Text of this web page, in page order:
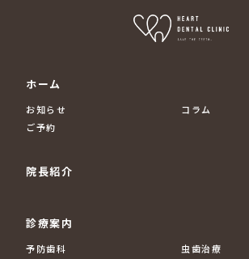
ホーム
お知らせ
コラム
ご予約
院長紹介
診療案内
予防歯科
虫歯治療